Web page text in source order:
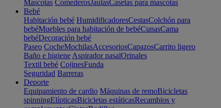
Mascotas ComederosJaulasCasetas para mascotas
Bebé
Habitación bebé HumidificadoresCestasColchón para
bebéMuebles para habitación de bebéCunasCama
bebéDecoración bebé
Paseo CocheMochilasAccesoriosCapazosCarrito ligero
Baño e higiene Aspirador nasalOrinales
Textil bebé CojinesFunda
Seguridad Barreras
Deporte
Equipamiento de cardio Máquinas de remoBicicletas
spinningElípticasBicicletas estáticasRecambios y